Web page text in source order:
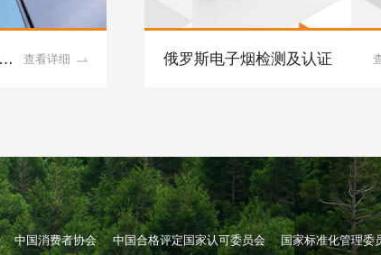
查看详细 俄罗斯电子烟检测及认证
中国消费者协会 中国合格评定国家认可委员会 国家标准化管理委